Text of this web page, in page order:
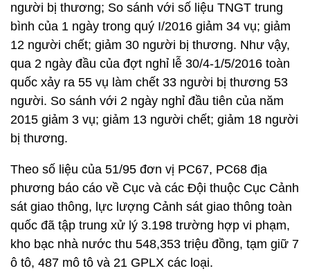
người bị thương; So sánh với số liệu TNGT trung
bình của 1 ngày trong quý I/2016 giảm 34 vụ; giảm
12 người chết; giảm 30 người bị thương. Như vậy,
qua 2 ngày đầu của đợt nghỉ lễ 30/4-1/5/2016 toàn
quốc xảy ra 55 vụ làm chết 33 người bị thương 53
người. So sánh với 2 ngày nghỉ đầu tiên của năm
2015 giảm 3 vụ; giảm 13 người chết; giảm 18 người
bị thương.
Theo số liệu của 51/95 đơn vị PC67, PC68 địa
phương báo cáo về Cục và các Đội thuộc Cục Cảnh
sát giao thông, lực lượng Cảnh sát giao thông toàn
quốc đã tập trung xử lý 3.198 trường hợp vi phạm,
kho bạc nhà nước thu 548,353 triệu đồng, tạm giữ 7
ô tô, 487 mô tô và 21 GPLX các loại.